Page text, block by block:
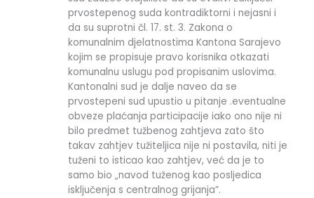
prvostepenog suda kontradiktorni i nejasni i
da su suprotni čl. 17. st. 3. Zakona o
komunalnim djelatnostima Kantona Sarajevo
kojim se propisuje pravo korisnika otkazati
komunalnu uslugu pod propisanim uslovima.
Kantonalni sud je dalje naveo da se
prvostepeni sud upustio u pitanje .eventualne
obveze plaćanja participacije iako ono nije ni
bilo predmet tužbenog zahtjeva zato što
takav zahtjev tužiteljica nije ni postavila, niti je
tuženi to isticao kao zahtjev, već da je to
samo bio „navod tuženog kao posljedica
isključenja s centralnog grijanja”.